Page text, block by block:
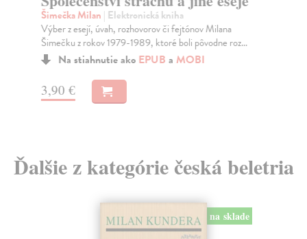
Šimečka Milan | Elektronická kniha
Výber z esejí, úvah, rozhovorov či fejtónov Milana
Šimečku z rokov 1979-1989, ktoré boli pôvodne roz...
Na stiahnutie ako EPUB a MOBI
3,90 €
Ďalšie z kategórie česká beletria
na sklade